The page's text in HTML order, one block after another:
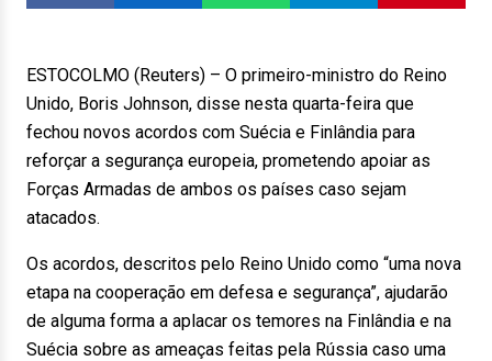
ESTOCOLMO (Reuters) – O primeiro-ministro do Reino
Unido, Boris Johnson, disse nesta quarta-feira que
fechou novos acordos com Suécia e Finlândia para
reforçar a segurança europeia, prometendo apoiar as
Forças Armadas de ambos os países caso sejam
atacados.
Os acordos, descritos pelo Reino Unido como “uma nova
etapa na cooperação em defesa e segurança”, ajudarão
de alguma forma a aplacar os temores na Finlândia e na
Suécia sobre as ameaças feitas pela Rússia caso uma